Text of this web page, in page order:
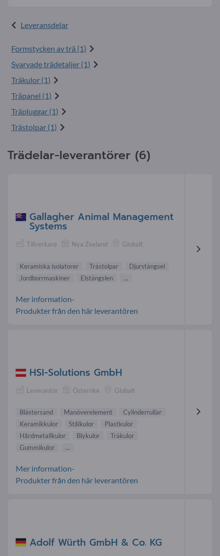
Leveransdelar
Formstycken av trä (1)
Svarvade trädetaljer (1)
Träkulor (1)
Träpanel (1)
Träpluggar (1)
Trästolpar (1)
Trädelar-leverantörer (6)
Gallagher Animal Management
Systems
Tillverkare Nya Zeeland Globalt
Keramiska isolatorer Trästolpar
Djurstängsel
Jordborrmaskiner
Elstängslen ...
Mer information-
Produkter från den här leverantören
HSI-Solutions GmbH
Leverantör Österrike Globalt
Blästersand Manöverelement
Cylinderrullar
Keramikkulor
Stålkulor
Plastkulor
Hårdmetallkulor
Blykulor
Träkulor
Gummikulor
...
Mer information-
Produkter från den här leverantören
Adolf Würth GmbH & Co. KG